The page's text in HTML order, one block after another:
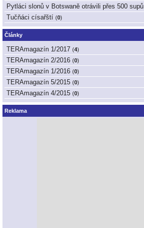
Pytláci slonů v Botswaně otrávili přes 500 supů
Tučňáci císařští (0)
Články
TERAmagazín 1/2017 (4)
TERAmagazín 2/2016 (0)
TERAmagazín 1/2016 (0)
TERAmagazín 5/2015 (0)
TERAmagazín 4/2015 (0)
Reklama